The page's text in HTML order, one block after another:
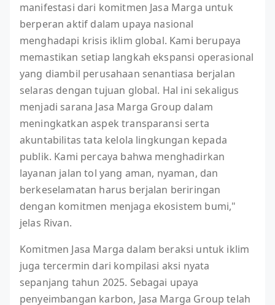
manifestasi dari komitmen Jasa Marga untuk
berperan aktif dalam upaya nasional
menghadapi krisis iklim global. Kami berupaya
memastikan setiap langkah ekspansi operasional
yang diambil perusahaan senantiasa berjalan
selaras dengan tujuan global. Hal ini sekaligus
menjadi sarana Jasa Marga Group dalam
meningkatkan aspek transparansi serta
akuntabilitas tata kelola lingkungan kepada
publik. Kami percaya bahwa menghadirkan
layanan jalan tol yang aman, nyaman, dan
berkeselamatan harus berjalan beriringan
dengan komitmen menjaga ekosistem bumi,"
jelas Rivan.
Komitmen Jasa Marga dalam beraksi untuk iklim
juga tercermin dari kompilasi aksi nyata
sepanjang tahun 2025. Sebagai upaya
penyeimbangan karbon, Jasa Marga Group telah